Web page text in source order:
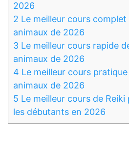
2026
2 Le meilleur cours
animaux de 2026
3 Le meilleur cours rapide
animaux de 2026
4 Le meilleur cours
animaux de 2026
5 Le meilleur cours de
les débutants en 2026